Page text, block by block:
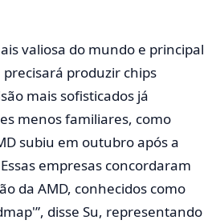
valiosa do mundo e principal
produzir chips
mais sofisticados já
menos familiares, como
subiu em outubro após a
empresas concordaram
da AMD, conhecidos como
disse Su, representando